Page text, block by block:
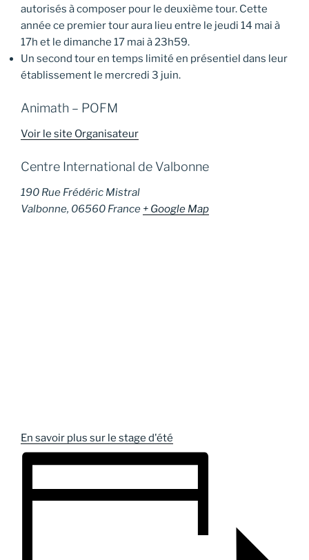
autorisés à composer pour le deuxième tour. Cette
année ce premier tour aura lieu entre le jeudi 14 mai à
17h et le dimanche 17 mai à 23h59.
Un second tour en temps limité en présentiel dans leur
établissement le mercredi 3 juin.
Animath – POFM
Voir le site Organisateur
Centre International de Valbonne
190 Rue Frédéric Mistral
Valbonne, 06560 France + Google Map
En savoir plus sur le stage d'été